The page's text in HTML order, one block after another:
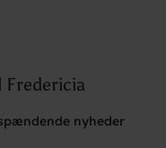
Fredericia
nyheder